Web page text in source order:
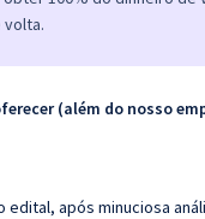
volta.
(além do nosso
após minuciosa